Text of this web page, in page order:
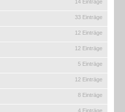
14 Einträge
33 Einträge
12 Einträge
12 Einträge
5 Einträge
12 Einträge
8 Einträge
4 Einträge